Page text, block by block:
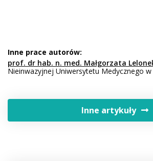
Inne prace autorów:
prof. dr hab. n. med. Małgorzata
Nieinwazyjnej Uniwersytetu Medycznego w
Inne artykuły